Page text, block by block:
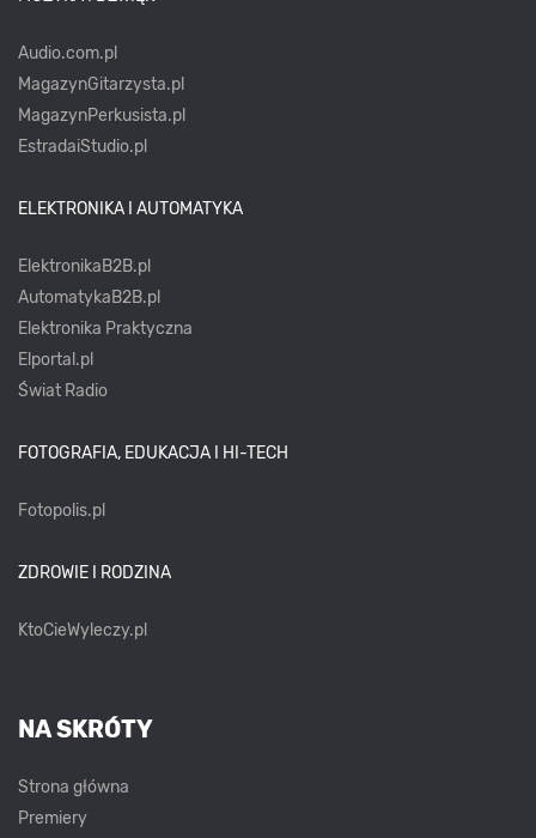
Audio.com.pl
MagazynGitarzysta.pl
MagazynPerkusista.pl
EstradaiStudio.pl
ELEKTRONIKA I AUTOMATYKA
ElektronikaB2B.pl
AutomatykaB2B.pl
Elektronika Praktyczna
Elportal.pl
Świat Radio
FOTOGRAFIA, EDUKACJA I HI-TECH
Fotopolis.pl
ZDROWIE I RODZINA
KtoCieWyleczy.pl
NA SKRÓTY
Strona główna
Premiery